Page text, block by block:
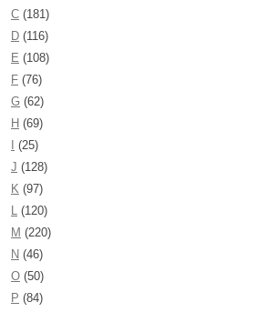
C (181)
D (116)
E (108)
F (76)
G (62)
H (69)
(25)
J (128)
K (97)
L (120)
M (220)
N (46)
O (50)
P (84)